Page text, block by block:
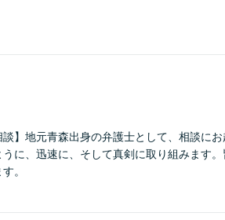
】地元青森出身の弁護士として、相談に
に、迅速に、そして真剣に取り組みます
。